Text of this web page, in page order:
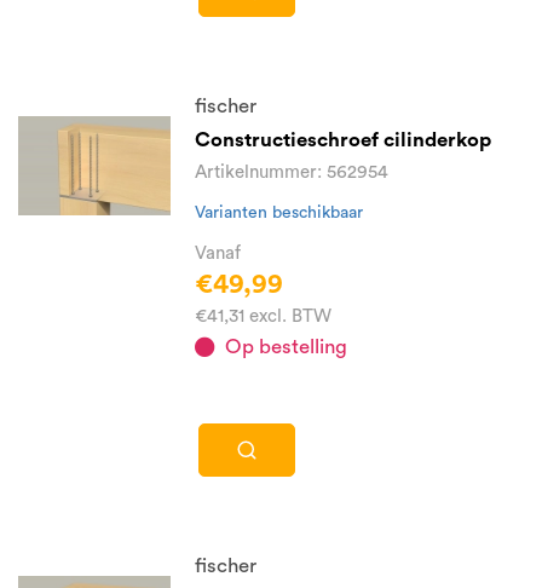
fischer
Constructieschroef cilinderkop
Artikelnummer: 562954
Varianten beschikbaar
Vanaf
€49,99
€41,31 excl. BTW
Op bestelling
fischer